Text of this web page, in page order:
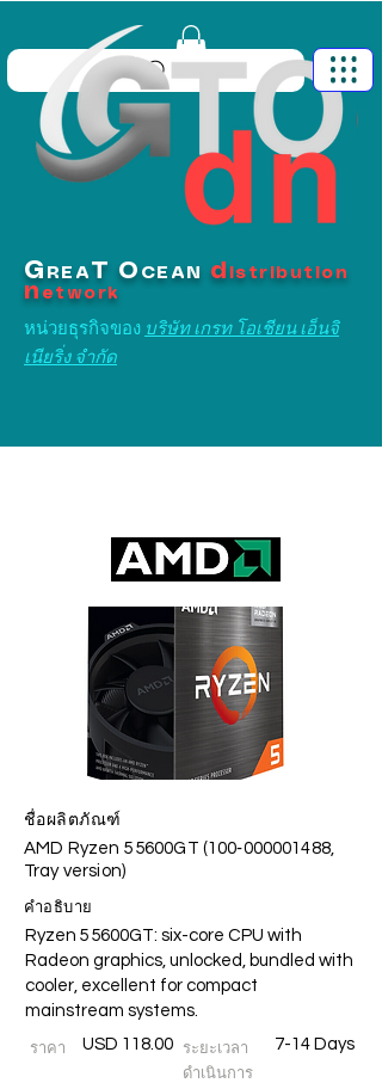
G REA T O CEAN d istribution
n etwork
หน่วยธุรกิจของ บริษัท เกรท โอเชียน เอ็นจิ
เนียริ่ง จำกัด
ชื่อผลิตภัณฑ์
AMD Ryzen 5 5600GT (100‑000001488,
Tray version)
คำอธิบาย
Ryzen 5 5600GT: six-core CPU with
Radeon graphics, unlocked, bundled with
cooler, excellent for compact
mainstream systems.
ราคา USD 118.00
ระยะเวลา
ดำเนินการ
7-14 Days